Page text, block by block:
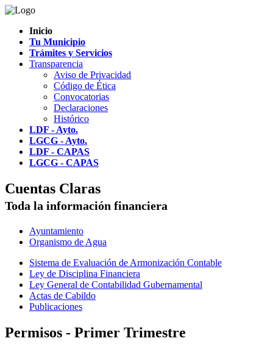
Inicio
Tu Municipio
Trámites y Servicios
Transparencia
Aviso de Privacidad
Código de Ética
Convocatorias
Declaraciones
Histórico
LDF - Ayto.
LGCG - Ayto.
LDF - CAPAS
LGCG - CAPAS
Cuentas Claras
Toda la información financiera
Ayuntamiento
Organismo de Agua
Sistema de Evaluación de Armonización Contable
Ley de Disciplina Financiera
Ley General de Contabilidad Gubernamental
Actas de Cabildo
Publicaciones
Permisos - Primer Trimestre